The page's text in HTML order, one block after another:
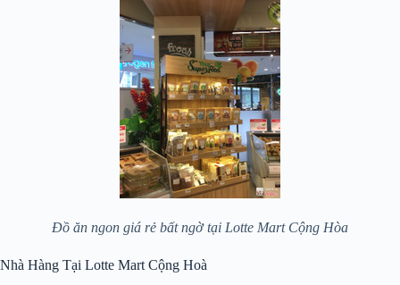
Đồ ăn ngon giá rẻ bất ngờ tại Lotte Mart Cộng Hòa
Nhà Hàng Tại Lotte Mart Cộng Hoà